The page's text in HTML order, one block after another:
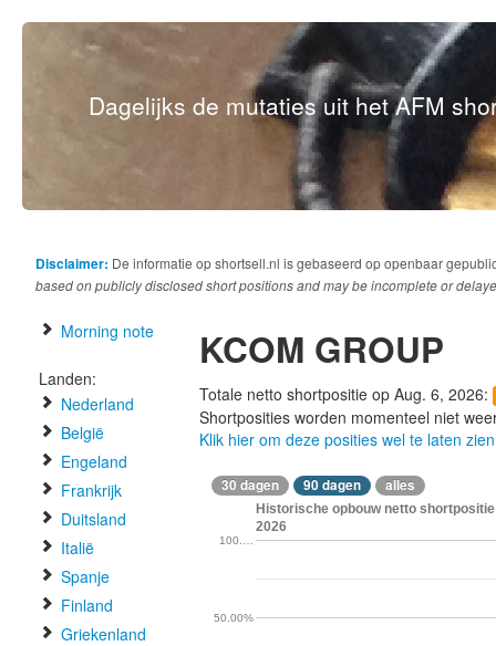
Dagelijks de mutaties uit het AFM
Disclaimer: De informatie op shortsell.nl is gebaseerd op openbaar
based on publicly disclosed short positions and may be incomplete or
Morning note
Landen:
Nederland
België
Engeland
Frankrijk
Duitsland
Italië
Spanje
Finland
Griekenland
KCOM GROUP
Totale netto shortpositie op Aug. 6, 2026:
Shortposities worden momenteel niet
Klik hier om deze posities wel te laten zien
30 dagen 90 dagen alles
Historische opbouw netto
2026
50.00%
100.…